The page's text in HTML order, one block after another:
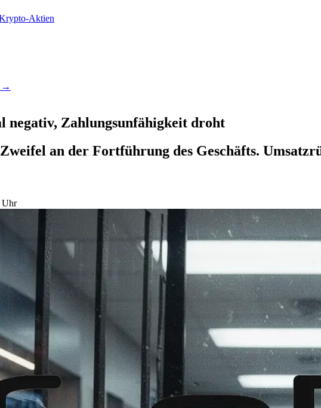
Aktien
→
negativ, Zahlungsunfähigkeit droht
an der Fortführung des Geschäfts.
Uhr